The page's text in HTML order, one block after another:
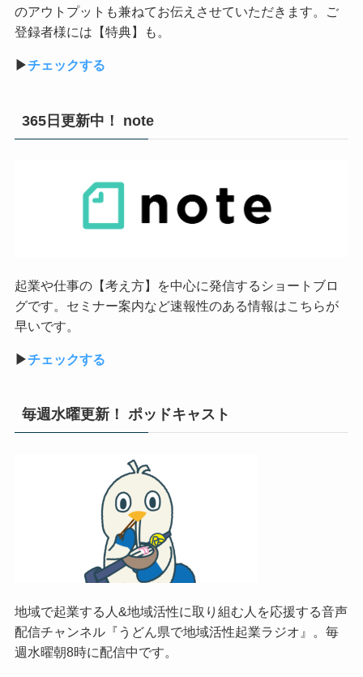
のアウトプットも兼ねてお伝えさせていただきます。ご
登録者様には【特典】も。
▶︎チェックする
365日更新中！ note
起業や仕事の【考え方】を中心に発信するショートブロ
グです。セミナー案内など速報性のある情報はこちらが
早いです。
▶︎チェックする
毎週水曜更新！ ポッドキャスト
地域で起業する人&地域活性に取り組む人を応援する音声
配信チャンネル『うどん県で地域活性起業ラジオ』。毎
週水曜朝8時に配信中です。